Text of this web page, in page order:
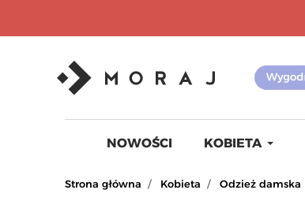
NOWOŚCI KOBIETA
Strona główna Kobieta Odzież damska